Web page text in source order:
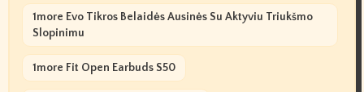
1more Evo Tikros Belaidės Ausinės Su Aktyviu Triukšmo
Slopinimu
1more Fit Open Earbuds S50